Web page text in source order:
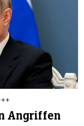
Angriffen